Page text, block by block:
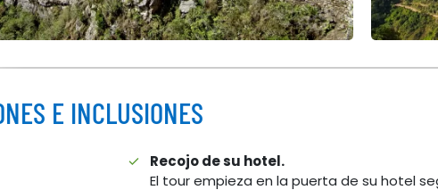
E INCLUSIONES
Recojo de su hotel.
El tour empieza en la puerta de su hotel